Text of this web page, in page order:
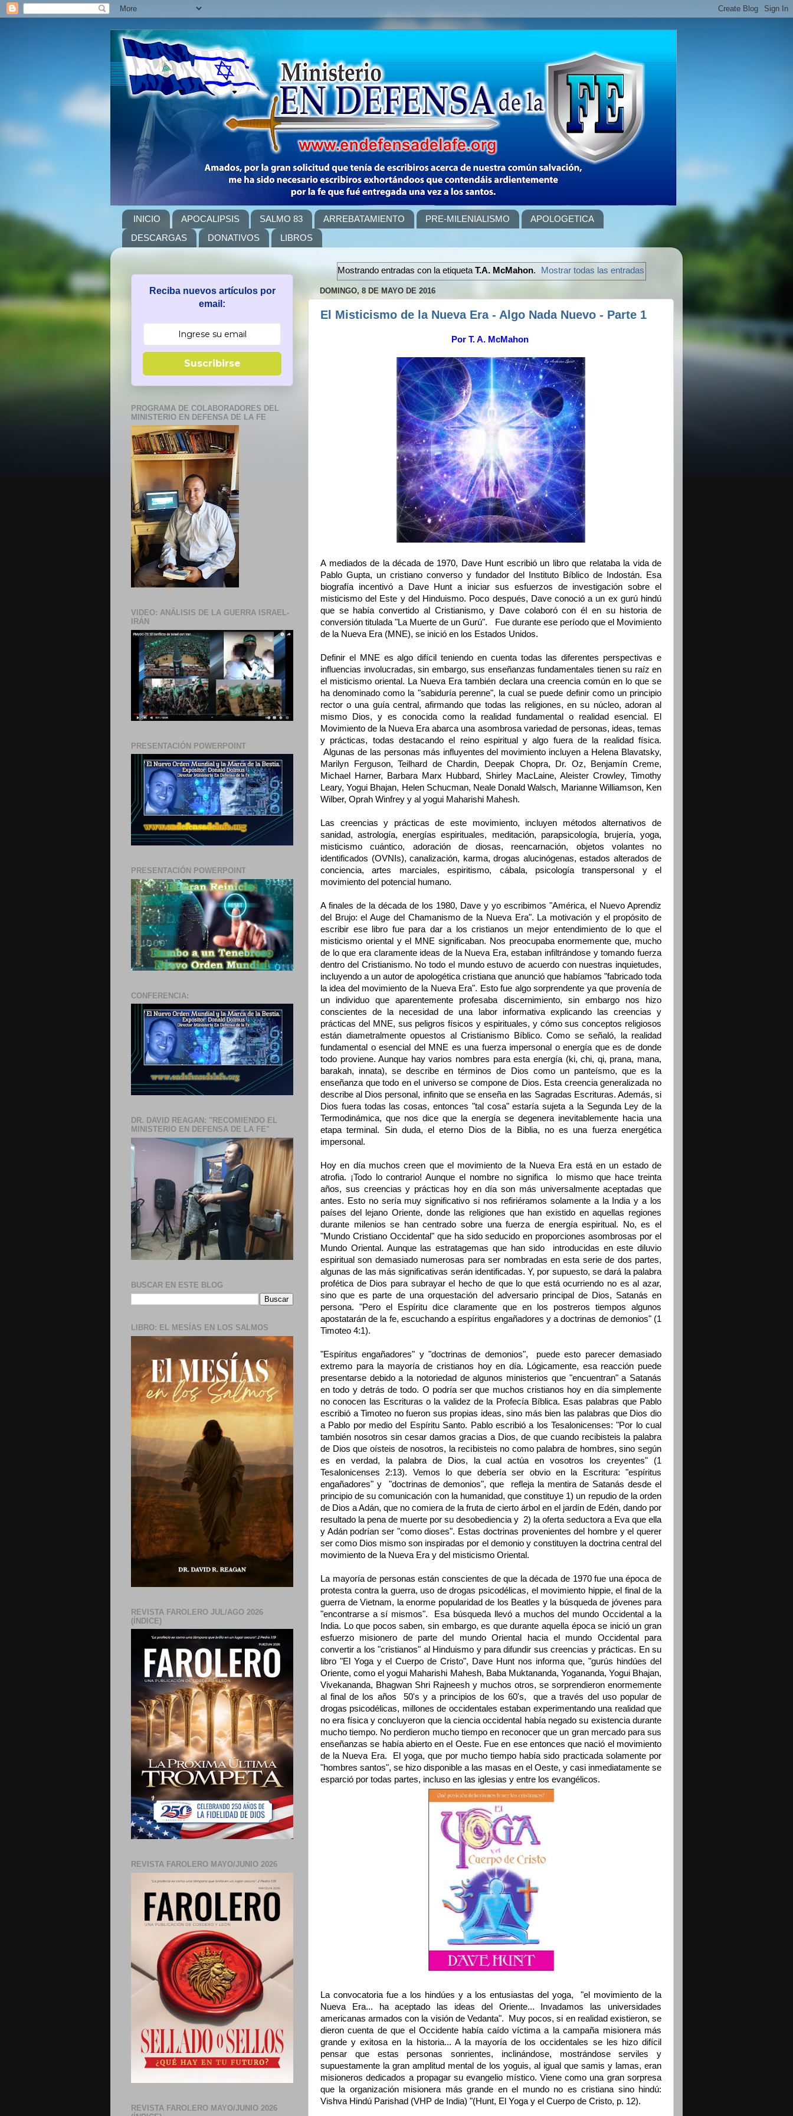
INICIO APOCALIPSIS SALMO 83 ARREBATAMIENTO PRE-MILENIALISMO
APOLOGETICA
DESCARGAS
DONATIVOS LIBROS
Mostrando entradas con la etiquetaT.A. McMahon. Mostrar todas las entradas
DOMINGO, 8 DE MAYO DE 2016
El Misticismo de la Nueva Era - Algo Nada Nuevo - Parte 1
Por T. A. McMahon
A mediados de la década de 1970, Dave Hunt escribió un libro que relataba la vida de
Pablo Gupta, un cristiano converso y fundador del Instituto Bíblico de Indostán. Esa
biografía incentivó a Dave Hunt a iniciar sus esfuerzos de investigación sobre el
misticismo del Este y del Hinduismo. Poco después, Dave conoció a un ex gurú hindú
que se había convertido al Cristianismo, y Dave colaboró con él en su historia de
conversión titulada "La Muerte de un Gurú". Fue durante ese período que el Movimiento
de la Nueva Era (MNE), se inició en los Estados Unidos.
Definir el MNE es algo difícil teniendo en cuenta todas las diferentes perspectivas e
influencias involucradas, sin embargo, sus enseñanzas fundamentales tienen su raíz en
el misticismo oriental. La Nueva Era también declara una creencia común en lo que se
ha denominado como la "sabiduría perenne", la cual se puede definir como un principio
rector o una guía central, afirmando que todas las religiones, en su núcleo, adoran al
mismo Dios, y es conocida como la realidad fundamental o realidad esencial. El
Movimiento de la Nueva Era abarca una asombrosa variedad de personas, ideas, temas
y prácticas, todas destacando el reino espiritual y algo fuera de la realidad física.
Algunas de las personas más influyentes del movimiento incluyen a Helena Blavatsky,
Marilyn Ferguson, Teilhard de Chardin, Deepak Chopra, Dr. Oz, Benjamín Creme,
Michael Harner, Barbara Marx Hubbard, Shirley MacLaine, Aleister Crowley, Timothy
Leary, Yogui Bhajan, Helen Schucman, Neale Donald Walsch, Marianne Williamson, Ken
Wilber, Oprah Winfrey y al yogui Maharishi Mahesh.
Las creencias y prácticas de este movimiento, incluyen métodos alternativos de
sanidad, astrología, energías espirituales, meditación, parapsicología, brujería, yoga,
misticismo cuántico, adoración de diosas, reencarnación, objetos volantes no
identificados (OVNIs), canalización, karma, drogas alucinógenas, estados alterados de
conciencia, artes marciales, espiritismo, cábala, psicología transpersonal y el
movimiento del potencial humano.
A finales de la década de los 1980, Dave y yo escribimos "América, el Nuevo Aprendiz
del Brujo: el Auge del Chamanismo de la Nueva Era". La motivación y el propósito de
escribir ese libro fue para dar a los cristianos un mejor entendimiento de lo que el
misticismo oriental y el MNE significaban. Nos preocupaba enormemente que, mucho
de lo que era claramente ideas de la Nueva Era, estaban infiltrándose y tomando fuerza
dentro del Cristianismo. No todo el mundo estuvo de acuerdo con nuestras inquietudes,
incluyendo a un autor de apologética cristiana que anunció que habíamos "fabricado toda
la idea del movimiento de la Nueva Era". Esto fue algo sorprendente ya que provenía de
un individuo que aparentemente profesaba discernimiento, sin embargo nos hizo
conscientes de la necesidad de una labor informativa explicando las creencias y
prácticas del MNE, sus peligros físicos y espirituales, y cómo sus conceptos religiosos
están diametralmente opuestos al Cristianismo Bíblico. Como se señaló, la realidad
fundamental o esencial del MNE es una fuerza impersonal o energía que es de donde
todo proviene. Aunque hay varios nombres para esta energía (ki, chi, qi, prana, mana,
barakah, innata), se describe en términos de Dios como un panteísmo, que es la
enseñanza que todo en el universo se compone de Dios. Esta creencia generalizada no
describe al Dios personal, infinito que se enseña en las Sagradas Escrituras. Además, si
Dios fuera todas las cosas, entonces "tal cosa" estaría sujeta a la Segunda Ley de la
Termodinámica, que nos dice que la energía se degenera inevitablemente hacia una
etapa terminal. Sin duda, el eterno Dios de la Biblia, no es una fuerza energética
impersonal.
Hoy en día muchos creen que el movimiento de la Nueva Era está en un estado de
atrofia. ¡Todo lo contrario! Aunque el nombre no significa lo mismo que hace treinta
años, sus creencias y prácticas hoy en día son más universalmente aceptadas que
antes. Esto no sería muy significativo si nos refiriéramos solamente a la India y a los
países del lejano Oriente, donde las religiones que han existido en aquellas regiones
durante milenios se han centrado sobre una fuerza de energía espiritual. No, es el
"Mundo Cristiano Occidental" que ha sido seducido en proporciones asombrosas por el
Mundo Oriental. Aunque las estratagemas que han sido introducidas en este diluvio
espiritual son demasiado numerosas para ser nombradas en esta serie de dos partes,
algunas de las más significativas serán identificadas. Y, por supuesto, se dará la palabra
profética de Dios para subrayar el hecho de que lo que está ocurriendo no es al azar,
sino que es parte de una orquestación del adversario principal de Dios, Satanás en
persona. "Pero el Espíritu dice claramente que en los postreros tiempos algunos
apostatarán de la fe, escuchando a espíritus engañadores y a doctrinas de demonios" (1
Timoteo 4:1).
"Espíritus engañadores" y "doctrinas de demonios", puede esto parecer demasiado
extremo para la mayoría de cristianos hoy en día. Lógicamente, esa reacción puede
presentarse debido a la notoriedad de algunos ministerios que "encuentran" a Satanás
en todo y detrás de todo. O podría ser que muchos cristianos hoy en día simplemente
no conocen las Escrituras o la validez de la Profecía Bíblica. Esas palabras que Pablo
escribió a Timoteo no fueron sus propias ideas, sino más bien las palabras que Dios dio
a Pablo por medio del Espíritu Santo. Pablo escribió a los Tesalonicenses: "Por lo cual
también nosotros sin cesar damos gracias a Dios, de que cuando recibisteis la palabra
de Dios que oísteis de nosotros, la recibisteis no como palabra de hombres, sino según
es en verdad, la palabra de Dios, la cual actúa en vosotros los creyentes" (1
Tesalonicenses 2:13). Vemos lo que debería ser obvio en la Escritura: "espíritus
engañadores" y "doctrinas de demonios", que refleja la mentira de Satanás desde el
principio de su comunicación con la humanidad, que constituye 1) un repudio de la orden
de Dios a Adán, que no comiera de la fruta de cierto árbol en el jardín de Edén, dando por
resultado la pena de muerte por su desobediencia y 2) la oferta seductora a Eva que ella
y Adán podrían ser "como dioses". Estas doctrinas provenientes del hombre y el querer
ser como Dios mismo son inspiradas por el demonio y constituyen la doctrina central del
movimiento de la Nueva Era y del misticismo Oriental.
La mayoría de personas están conscientes de que la década de 1970 fue una época de
protesta contra la guerra, uso de drogas psicodélicas, el movimiento hippie, el final de la
guerra de Vietnam, la enorme popularidad de los Beatles y la búsqueda de jóvenes para
"encontrarse a sí mismos". Esa búsqueda llevó a muchos del mundo Occidental a la
India. Lo que pocos saben, sin embargo, es que durante aquella época se inició un gran
esfuerzo misionero de parte del mundo Oriental hacia el mundo Occidental para
convertir a los "cristianos" al Hinduismo y para difundir sus creencias y prácticas. En su
libro "El Yoga y el Cuerpo de Cristo", Dave Hunt nos informa que, "gurús hindúes del
Oriente, como el yogui Maharishi Mahesh, Baba Muktananda, Yogananda, Yogui Bhajan,
Vivekananda, Bhagwan Shri Rajneesh y muchos otros, se sorprendieron enormemente
al final de los años 50's y a principios de los 60's, que a través del uso popular de
drogas psicodélicas, millones de occidentales estaban experimentando una realidad que
no era física y concluyeron que la ciencia occidental había negado su existencia durante
mucho tiempo. No perdieron mucho tiempo en reconocer que un gran mercado para sus
enseñanzas se había abierto en el Oeste. Fue en ese entonces que nació el movimiento
de la Nueva Era. El yoga, que por mucho tiempo había sido practicada solamente por
"hombres santos", se hizo disponible a las masas en el Oeste, y casi inmediatamente se
esparció por todas partes, incluso en las iglesias y entre los evangélicos.
La convocatoria fue a los hindúes y a los entusiastas del yoga, "el movimiento de la
Nueva Era... ha aceptado las ideas del Oriente... Invadamos las universidades
americanas armados con la visión de Vedanta". Muy pocos, si en realidad existieron, se
dieron cuenta de que el Occidente había caído víctima a la campaña misionera más
grande y exitosa en la historia... A la mayoría de los occidentales se les hizo difícil
pensar que estas personas sonrientes, inclinándose, mostrándose serviles y
supuestamente la gran amplitud mental de los yoguis, al igual que samis y lamas, eran
misioneros dedicados a propagar su evangelio místico. Viene como una gran sorpresa
que la organización misionera más grande en el mundo no es cristiana sino hindú:
Vishva Hindú Parishad (VHP de India) "(Hunt, El Yoga y el Cuerpo de Cristo, p. 12).
Reciba nuevos artículos por
email:
Suscribirse
PROGRAMA DE COLABORADORES DEL
MINISTERIO EN DEFENSA DE LA FE
VIDEO: ANÁLISIS DE LA GUERRA ISRAEL-
IRÁN
PRESENTACIÓN POWERPOINT
PRESENTACIÓN POWERPOINT
CONFERENCIA:
DR. DAVID REAGAN: "RECOMIENDO EL
MINISTERIO EN DEFENSA DE LA FE"
BUSCAR EN ESTE BLOG
LIBRO: EL MESÍAS EN LOS SALMOS
REVISTA FAROLERO JUL/AGO 2026
(ÍNDICE)
REVISTA FAROLERO MAYO/JUNIO 2026
REVISTA FAROLERO MAYO/JUNIO 2026